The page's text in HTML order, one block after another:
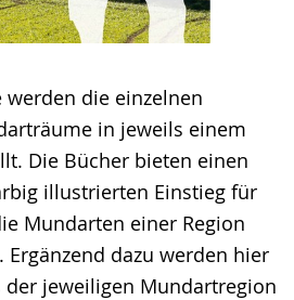
die einzelnen
in jeweils einem
Die Bücher bieten einen
illustrierten Einstieg für
Mundarten einer Region
dazu werden hier
der jeweiligen Mundartregion